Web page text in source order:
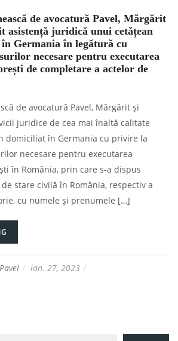
de avocatură Pavel, Mărgărit
asistență juridică unui cetățean
Germania în legătură cu
necesare pentru executarea
de completare a actelor de
de avocatură Pavel, Mărgărit și
juridice de cea mai înaltă calitate
domiciliat în Germania cu privire la
necesare pentru executarea
în România, prin care s-a dispus
stare civilă în România, respectiv a
cu numele și prenumele […]
ian. 27, 2023